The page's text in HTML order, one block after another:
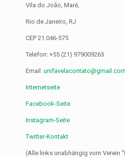
Vila do João, Maré,
Rio de Janeiro, RJ
CEP 21.046-575
Telefon: +55 (21) 979009263
Email: unifavelacontato@gmail.com
Internetseite
Facebook-Seite
Instagram-Seite
Twitter-Kontakt
(Alle links unabhängig vom Verein